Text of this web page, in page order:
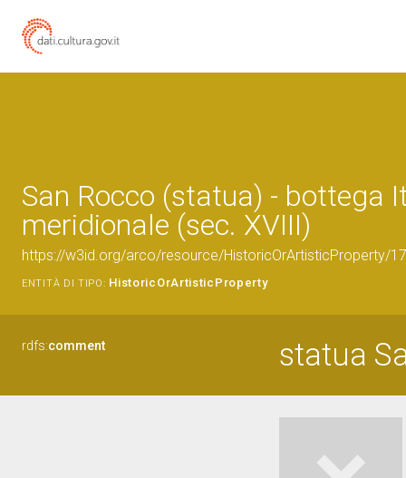
San Rocco (statua) - bottega
meridionale (sec. XVIII)
https://w3id.org/arco/resource/HistoricOrArtisticProperty/
ENTITÀ DI TIPO: HistoricOrArtisticProperty
rdfs:comment statua